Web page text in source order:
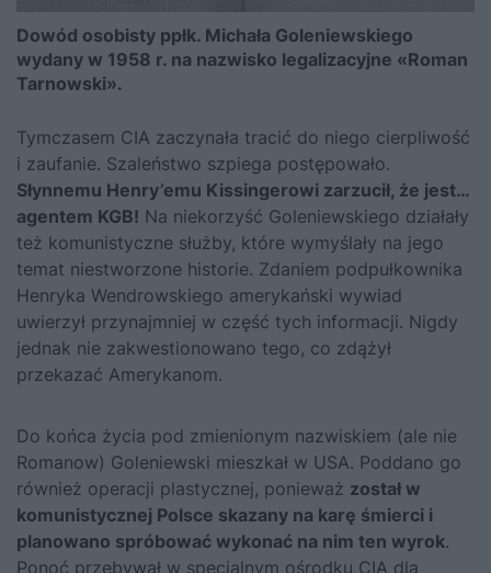
Dowód osobisty ppłk. Michała Goleniewskiego
wydany w 1958 r. na nazwisko legalizacyjne «Roman
Tarnowski».
Tymczasem CIA zaczynała tracić do niego cierpliwość
i zaufanie. Szaleństwo szpiega postępowało.
Słynnemu Henry’emu Kissingerowi zarzucił, że jest…
agentem KGB! Na niekorzyść Goleniewskiego działały
też komunistyczne służby, które wymyślały na jego
temat niestworzone historie. Zdaniem podpułkownika
Henryka Wendrowskiego amerykański wywiad
uwierzył przynajmniej w część tych informacji. Nigdy
jednak nie zakwestionowano tego, co zdążył
przekazać Amerykanom.
Do końca życia pod zmienionym nazwiskiem (ale nie
Romanow) Goleniewski mieszkał w USA. Poddano go
również operacji plastycznej, ponieważ został w
komunistycznej Polsce skazany na karę śmierci i
planowano spróbować wykonać na nim ten wyrok.
Ponoć przebywał w specjalnym ośrodku CIA dla